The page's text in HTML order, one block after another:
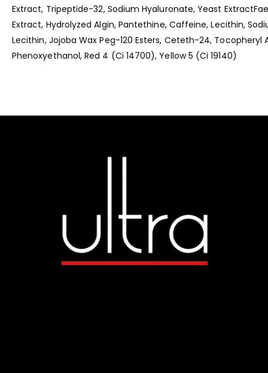
Extract, Tripeptide-32, Sodium Hyaluronate, Yeast
Extract, Hydrolyzed Algin, Pantethine, Caffeine, Lecithin,
Lecithin, Jojoba Wax Peg-120 Esters, Ceteth-24,
Phenoxyethanol, Red 4 (Ci 14700), Yellow 5 (Ci 19140)